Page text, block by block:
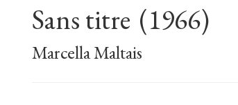
Sans titre (1966)
Marcella Maltais